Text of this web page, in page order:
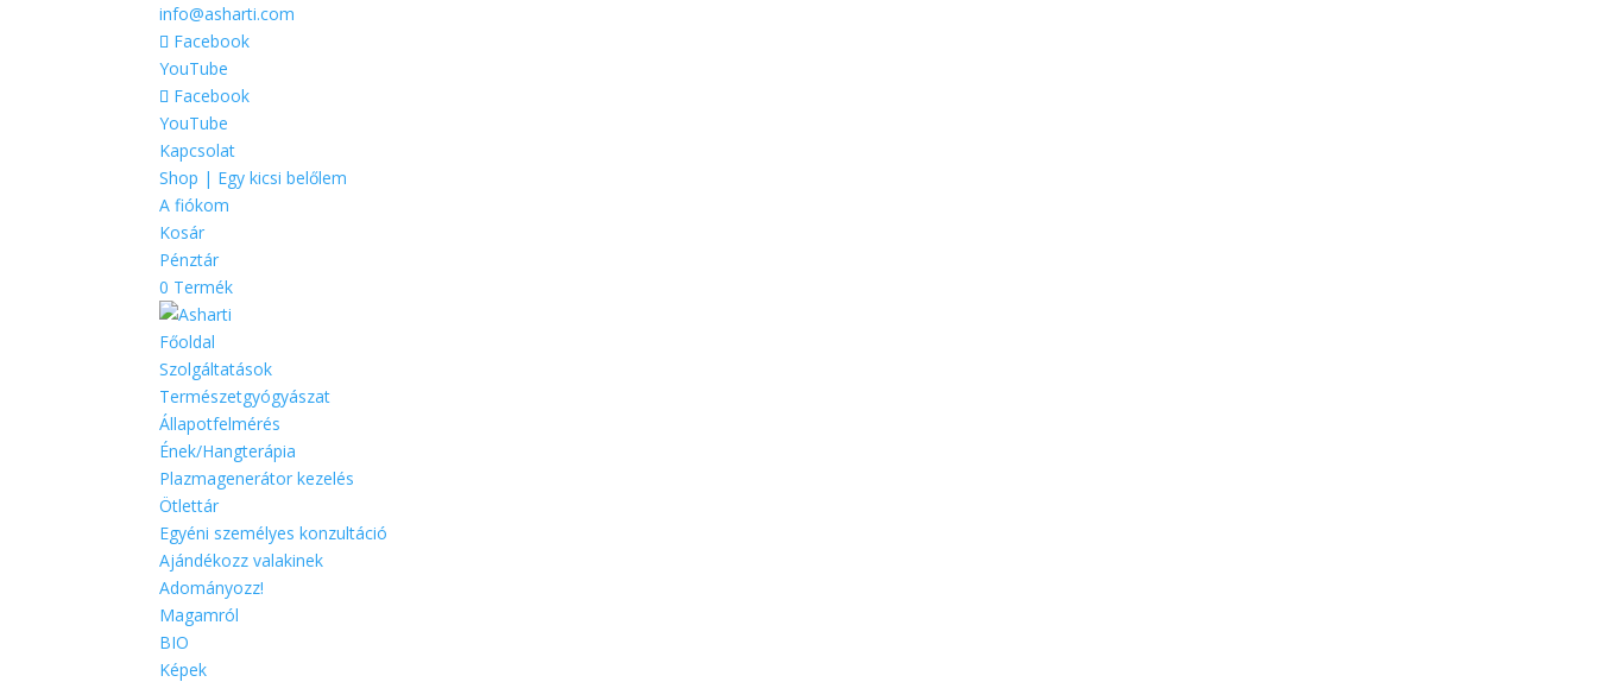
info@asharti.com
Facebook
YouTube
Facebook
YouTube
Kapcsolat
Shop | Egy kicsi belőlem
A fiókom
Kosár
Pénztár
0 Termék
Főoldal
Szolgáltatások
Természetgyógyászat
Állapotfelmérés
Ének/Hangterápia
Plazmagenerátor kezelés
Ötlettár
Egyéni személyes konzultáció
Ajándékozz valakinek
Adományozz!
Magamról
BIO
Képek